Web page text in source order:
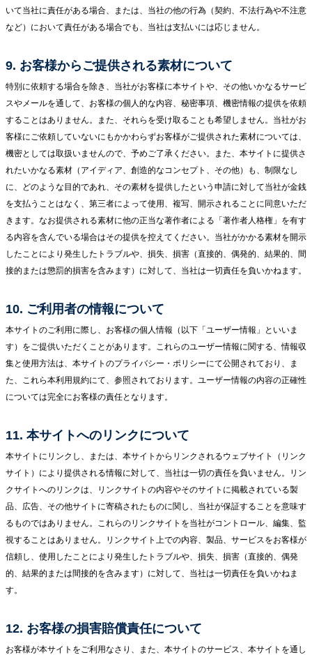
いて当社に責任がある場合、または、当社の他の行為（契約、不法行為や不注意
など）において責任がある場合でも、当社は支払いには応じません。
9. お客様からご提供される素材について
特別に依頼する場合を除き、当社がお客様に本サイトや、その他いかなるサービ
スやメールを通して、お客様の個人的な内容、秘密事項、機密情報の提供を依頼
することはありません。また、それらを受け取ることも希望しません。当社がお
客様にご依頼していないにもかかわらずお客様がご提供された素材については、
機密としては取扱いませんので、予めご了承ください。また、本サイトに提供さ
れたいかなる素材（アイディア、創造的なコンセプト、その他）も、制限なし
に、どのような目的であれ、その素材を提供したという申請に対して当社が金銭
を支払うことはなく、第三者によって使用、複写、開示されることに同意いただ
きます。なお提供される素材に他の正当な著作者による「著作者人格権」を有す
る内容を含んでいる場合はその提供を控えてください。当社がかかる素材を開示
したことにより発生したトラブルや、損失、損害（直接的、偶発的、結果的、間
接的または懲罰的損害を含みます）に対して、当社は一切責任を負いかねます。
10. ご利用者の情報について
本サイトのご利用に際し、お客様の個人情報（以下「ユーザー情報」といいま
す）をご提供いただくことがあります。これらのユーザー情報に関する、情報収
集と使用方法は、本サイトのプライバシー・ポリシーにて公開されており、ま
た、これら本利用規約にて、参照されております。ユーザー情報の内容の正確性
については完全にお客様の責任となります。
11. 本サイトへのリンクについて
本サイトにリンクし、または、本サイトからリンクされるウェブサイト（リンク
サイト）により提供される情報に対して、当社は一切の責任を負いません。リン
クサイトへのリンクは、リンクサイトの内容やそのサイトに掲載されている製
品、広告、その他サイトに寄稿されたものに関し、当社が保証することを意味す
るものではありません。これらのリンクサイトを当社がコントロール、編集、監
視することはありません。リンクサイト上での内容、製品、サービスをお客様が
信頼し、使用したことにより発生したトラブルや、損失、損害（直接的、偶発
的、結果的または間接的を含みます）に対して、当社は一切責任を負いかねま
す。
12. お客様の損害賠償責任について
お客様が本サイトをご利用なさり、また、本サイトのサービス、本サイトを通し